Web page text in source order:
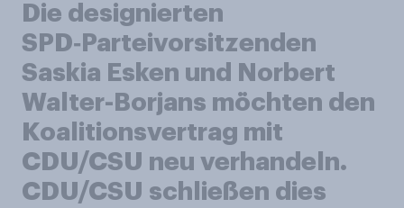
Die designierten
SPD‑Parteivorsitzenden
Saskia Esken und Norbert
Walter-Borjans möchten den
Koalitionsvertrag mit
CDU/CSU neu verhandeln.
CDU/CSU schließen dies